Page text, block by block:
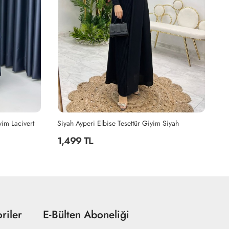
Haki Hanzade Takım Tesettür Giyim Haki
2,199 TL
E-Bülten Aboneliği